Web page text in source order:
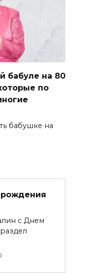
бабуле на 80
по
бабушке на
с Днем